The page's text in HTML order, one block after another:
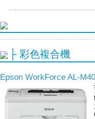
├ 彩色複合機
Epson WorkForce AL-